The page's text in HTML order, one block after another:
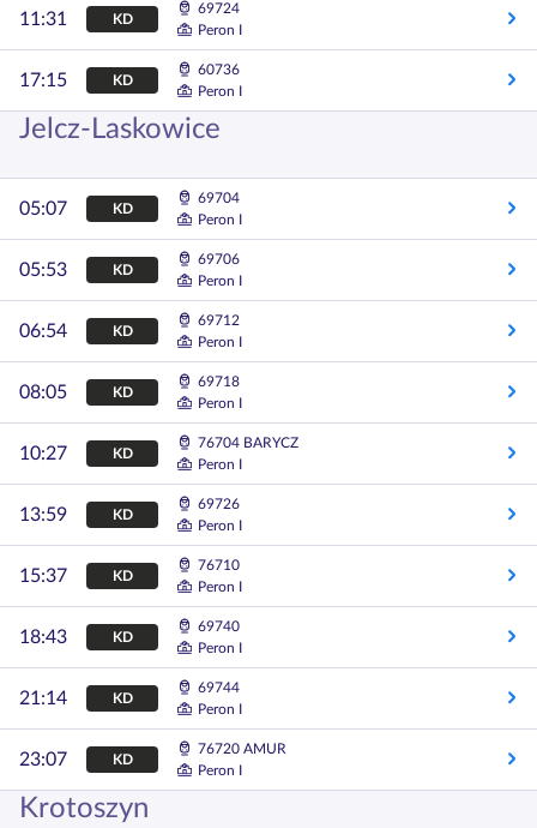
11:31 KD
69724
Peron I
17:15 KD
60736
Peron I
Jelcz-Laskowice
05:07 KD
69704
Peron I
05:53 KD
69706
Peron I
06:54 KD
69712
Peron I
08:05 KD
69718
Peron I
10:27 KD
76704 BARYCZ
Peron I
13:59 KD
69726
Peron I
15:37 KD
76710
Peron I
18:43 KD
69740
Peron I
21:14 KD
69744
Peron I
23:07 KD
76720 AMUR
Peron I
Krotoszyn